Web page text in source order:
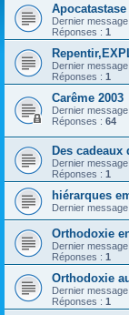
Apocatastase
Dernier
Réponses : 1
Dernier
Réponses : 1
Carême 2003
Dernier
Réponses : 64
Des cadeaux
Dernier
Réponses : 1
hiérarques
Dernier
Orthodoxie
Dernier
Réponses : 1
Orthodoxie
Dernier
Réponses : 1